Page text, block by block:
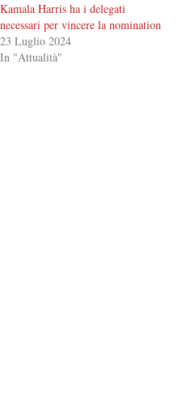
Kamala Harris ha i delegati
necessari per vincere la nomination
23 Luglio 2024
In "Attualità"